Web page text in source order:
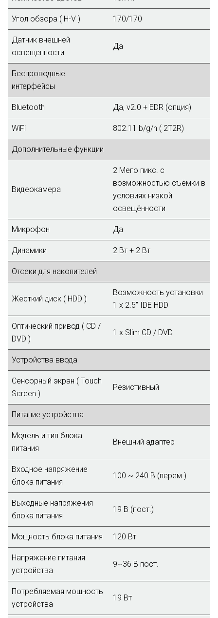
Угол обзора ( H-V ) 170/170
Датчик внешней
освещенности
Да
Беспроводные
интерфейсы
Bluetooth Да, v2.0 + EDR (опция)
WiFi 802.11 b/g/n ( 2T2R)
Дополнительные функции
Видеокамера
2 Мего пикс. с
возможностью съёмки в
условиях низкой
освещённости
Микрофон Да
Динамики 2 Вт + 2 Вт
Отсеки для накопителей
Жесткий диск ( HDD )
Возможность установки
1 x 2.5" IDE HDD
Оптический привод ( CD /
DVD )
1 x Slim CD / DVD
Устройства ввода
Сенсорный экран ( Touch
Screen )
Резистивный
Питание устройства
Модель и тип блока
питания
Внешний адаптер
Входное напряжение
блока питания
100 ~ 240 В (перем.)
Выходные напряжения
блока питания
19 В (пост.)
Мощность блока питания 120 Вт
Напряжение питания
устройства
9~36 B пост.
Потребляемая мощность
устройства
19 Вт